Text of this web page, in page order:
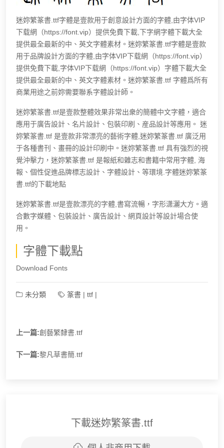
迷妳繁篆書.ttf字體是壹款用于創意設計方面的字體,由字体VIP
下载網（https://font.vip）提供免費下載,下字網字體下載大全
提供最全最新的中、英文字體素材。迷妳繁篆書.ttf字體是壹款
用于品牌設計方面的字體,由字体VIP下载網（https://font.vip）
提供免費下載,字体VIP下载網（https://font.vip）字體下載大全
提供最全最新的中、英文字體素材。迷妳繁篆書.ttf 字體爲所有
商業用途之前妳需要聯系字體設計師。
迷妳繁篆書.ttf是壹款整體效果非常出衆的簡體中文字體，適合
應用于廣告設計、名片設計、包裝印刷、産品設計等應用。 迷
妳繁篆書.ttf 是壹款非常漂亮的藝術字體,迷妳繁篆書.ttf 廣泛用
于各種書刊、畫冊的設計印刷中。迷妳繁篆書.ttf 具有強烈的視
覺沖擊力，迷妳繁篆書.ttf 是報紙和雜志和書籍中常用字體, 海
報、個性促進品牌標志設計、字體設計、等環境.字體迷妳繁篆
書.ttf的下載地點
迷妳繁篆書.ttf是壹款漂亮的字體,書寫流暢，字形潇灑大方。適
合數字媒體、包裝設計、廣告設計、網頁設計等設計場合使
用。
字體下載點
Download Fonts
未分類 篆書 | ttf |
上一篇:創藝繁隸書.ttf
下一篇:黎凡草書簡.ttf
下載迷妳繁篆書.ttf